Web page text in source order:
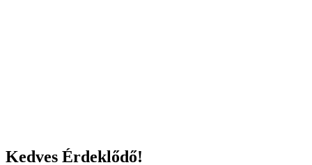
Kedves Érdeklődő!